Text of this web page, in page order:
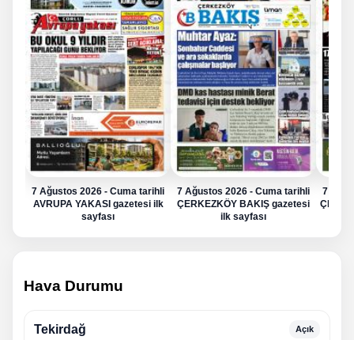
7 Ağustos 2026 - Cuma tarihli
AVRUPA YAKASI gazetesi ilk
sayfası
7 Ağustos 2026 - Cuma tarihli
ÇERKEZKÖY BAKIŞ gazetesi
ilk sayfası
7
Hava Durumu
Tekirdağ Açık